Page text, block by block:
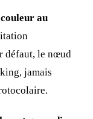
au
défaut, le nœud
jamais